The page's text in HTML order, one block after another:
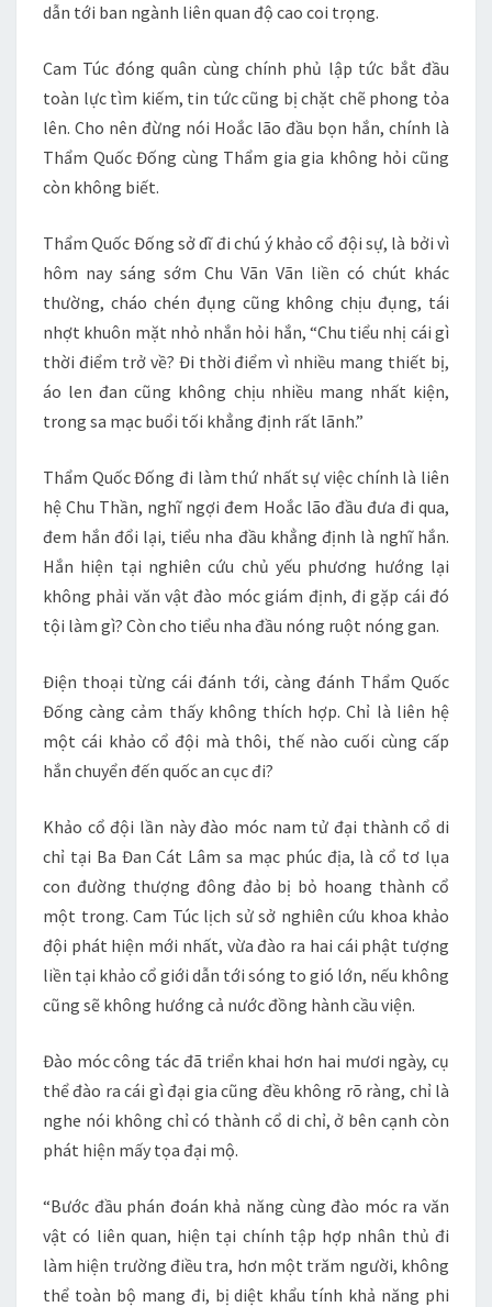
dẫn tới ban ngành liên quan độ cao coi trọng.
Cam Túc đóng quân cùng chính phủ lập tức bắt đầu
toàn lực tìm kiếm, tin tức cũng bị chặt chẽ phong tỏa
lên. Cho nên đừng nói Hoắc lão đầu bọn hắn, chính là
Thẩm Quốc Đống cùng Thẩm gia gia không hỏi cũng
còn không biết.
Thẩm Quốc Đống sở dĩ đi chú ý khảo cổ đội sự, là bởi vì
hôm nay sáng sớm Chu Vãn Vãn liền có chút khác
thường, cháo chén đụng cũng không chịu đụng, tái
nhợt khuôn mặt nhỏ nhắn hỏi hắn, “Chu tiểu nhị cái gì
thời điểm trở về? Đi thời điểm vì nhiều mang thiết bị,
áo len đan cũng không chịu nhiều mang nhất kiện,
trong sa mạc buổi tối khẳng định rất lãnh.”
Thẩm Quốc Đống đi làm thứ nhất sự việc chính là liên
hệ Chu Thần, nghĩ ngợi đem Hoắc lão đầu đưa đi qua,
đem hắn đổi lại, tiểu nha đầu khẳng định là nghĩ hắn.
Hắn hiện tại nghiên cứu chủ yếu phương hướng lại
không phải văn vật đào móc giám định, đi gặp cái đó
tội làm gì? Còn cho tiểu nha đầu nóng ruột nóng gan.
Điện thoại từng cái đánh tới, càng đánh Thẩm Quốc
Đống càng cảm thấy không thích hợp. Chỉ là liên hệ
một cái khảo cổ đội mà thôi, thế nào cuối cùng cấp
hắn chuyển đến quốc an cục đi?
Khảo cổ đội lần này đào móc nam tử đại thành cổ di
chỉ tại Ba Đan Cát Lâm sa mạc phúc địa, là cổ tơ lụa
con đường thượng đông đảo bị bỏ hoang thành cổ
một trong. Cam Túc lịch sử sở nghiên cứu khoa khảo
đội phát hiện mới nhất, vừa đào ra hai cái phật tượng
liền tại khảo cổ giới dẫn tới sóng to gió lớn, nếu không
cũng sẽ không hướng cả nước đồng hành cầu viện.
Đào móc công tác đã triển khai hơn hai mươi ngày, cụ
thể đào ra cái gì đại gia cũng đều không rõ ràng, chỉ là
nghe nói không chỉ có thành cổ di chỉ, ở bên cạnh còn
phát hiện mấy tọa đại mộ.
“Bước đầu phán đoán khả năng cùng đào móc ra văn
vật có liên quan, hiện tại chính tập hợp nhân thủ đi
làm hiện trường điều tra, hơn một trăm người, không
thể toàn bộ mang đi, bị diệt khẩu tính khả năng phi